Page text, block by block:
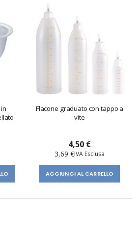
Flacone graduato con tappo a
vite
4,50 €
3,69 €
AGGIUNGI AL CARRELLO